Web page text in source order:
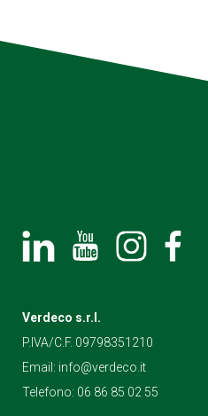
Verdeco s.r.l.
P.IVA/C.F. 09798351210
Email: info@verdeco.it
Telefono: 06 86 85 02 55